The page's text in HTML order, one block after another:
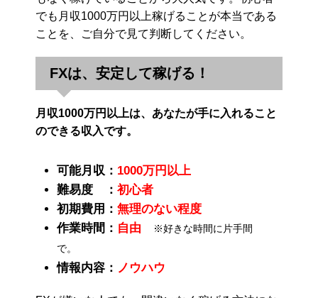
でも月収1000万円以上稼げることが本当である
ことを、ご自分で見て判断してください。
FXは、安定して稼げる！
月収1000万円以上は、あなたが手に入れること
のできる収入です。
可能月収： 1000万円以上
難易度 ： 初心者
初期費用： 無理のない程度
作業時間： 自由
※好きな時間に片手間
で。
情報内容： ノウハウ